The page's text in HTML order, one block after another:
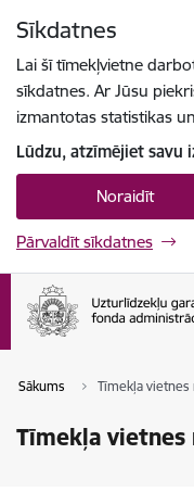
Sīkdatnes
Lai šī tīmekļvietne
sīkdatnes. Ar Jūsu
izmantotas statistikas
Lūdzu, atzīmējiet savu
Noraidīt
Pārvaldīt sīkdatnes
Sākums Tīmekļa
Tīmekļa